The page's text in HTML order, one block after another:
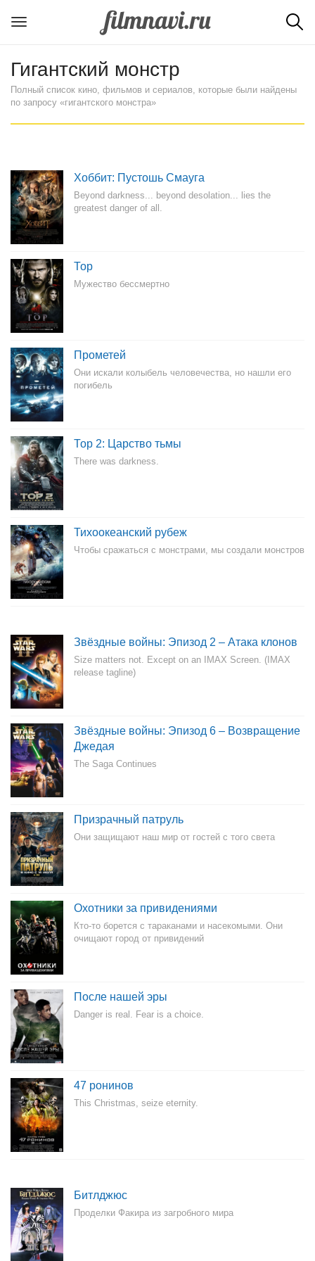
Гигантский монстр
Полный список кино, фильмов и сериалов, которые были найдены
по запросу «гигантского монстра»
Хоббит: Пустошь Смауга
Beyond darkness... beyond desolation... lies the
greatest danger of all.
Тор
Мужество бессмертно
Прометей
Они искали колыбель человечества, но нашли его
погибель
Тор 2: Царство тьмы
There was darkness.
Тихоокеанский рубеж
Чтобы сражаться с монстрами, мы создали монстров
Звёздные войны: Эпизод 2 – Атака клонов
Size matters not. Except on an IMAX Screen. (IMAX
release tagline)
Звёздные войны: Эпизод 6 – Возвращение
Джедая
The Saga Continues
Призрачный патруль
Они защищают наш мир от гостей с того света
Охотники за привидениями
Кто-то борется с тараканами и насекомыми. Они
очищают город от привидений
После нашей эры
Danger is real. Fear is a choice.
47 ронинов
This Christmas, seize eternity.
Битлджюс
Проделки Факира из загробного мира